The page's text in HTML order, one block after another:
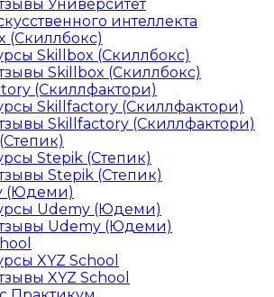
Университет
интеллекта
(Скиллбокс)
Skillbox (Скиллбокс)
Skillbox (Скиллбокс)
(Скиллфактори)
Skillfactory (Скиллфактори)
Skillfactory (Скиллфактори)
Stepik (Степик)
Stepik (Степик)
(Юдеми)
Udemy (Юдеми)
Udemy (Юдеми)
XYZ School
XYZ School